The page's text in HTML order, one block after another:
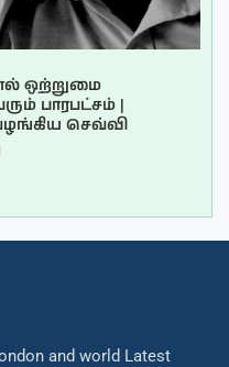
ஒற்றுமை
பாரபட்சம் |
செவ்வி
and world Latest